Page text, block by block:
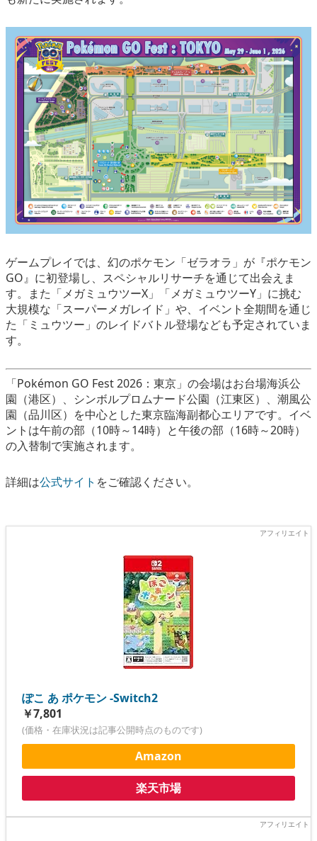
ゲームプレイでは、幻のポケモン「ゼラオラ」が『ポケモン
GO』に初登場し、スペシャルリサーチを通じて出会えま
す。また「メガミュウツーX」「メガミュウツーY」に挑む
大規模な「スーパーメガレイド」や、イベント全期間を通じ
た「ミュウツー」のレイドバトル登場なども予定されていま
す。
「Pokémon GO Fest 2026：東京」の会場はお台場海浜公
園（港区）、シンボルプロムナード公園（江東区）、潮風公
園（品川区）を中心とした東京臨海副都心エリアです。イベ
ントは午前の部（10時～14時）と午後の部（16時～20時）
の入替制で実施されます。
詳細は公式サイト をご確認ください。
ぽこ あ ポケモン -Switch2
￥7,801
(価格・在庫状況は記事公開時点のものです)
Amazon
楽天市場